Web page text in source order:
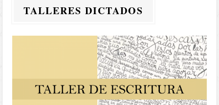
TALLERES DICTADOS